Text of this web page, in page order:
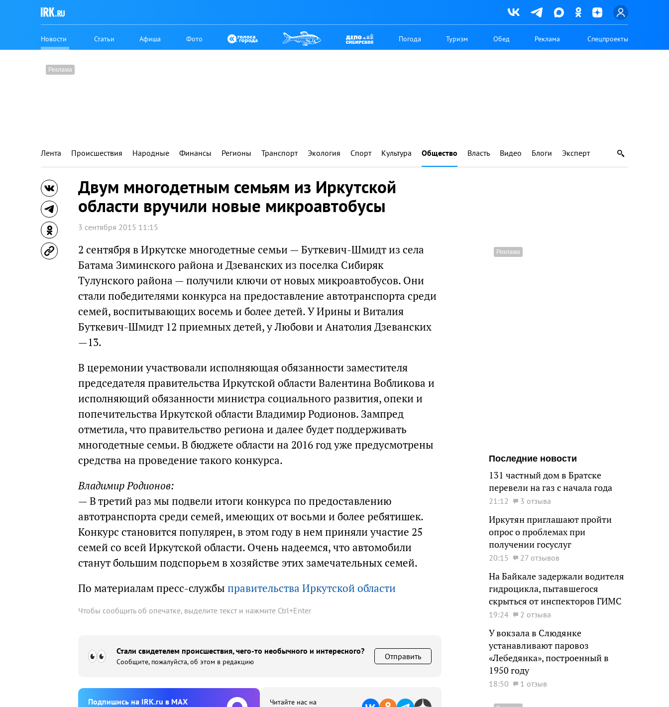
Новости Статьи Афиша Фото Погода Туризм Обед Реклама Спецпроекты
Лента Происшествия Народные Финансы Регионы Транспорт Экология Спорт Культура Общество Власть Видео Блоги Эксперт
Двум многодетным семьям из Иркутской
области вручили новые микроавтобусы
3 сентября 2015 11:15
2 сентября в Иркутске многодетные семьи — Буткевич-Шмидт из села
Батама Зиминского района и Дзеванских из поселка Сибиряк
Тулунского района — получили ключи от новых микроавтобусов. Они
стали победителями конкурса на предоставление автотранспорта среди
семей, воспитывающих восемь и более детей. У Ирины и Виталия
Буткевич-Шмидт 12 приемных детей, у Любови и Анатолия Дзеванских
—13.
В церемонии участвовали исполняющая обязанности заместителя
председателя правительства Иркутской области Валентина Вобликова и
исполняющий обязанности министра социального развития, опеки и
попечительства Иркутской области Владимир Родионов. Зампред
отметила, что правительство региона и далее будет поддерживать
многодетные семьи. В бюджете области на 2016 год уже предусмотрены
средства на проведение такого конкурса.
Владимир Родионов:
— В третий раз мы подвели итоги конкурса по предоставлению
автотранспорта среди семей, имеющих от восьми и более ребятишек.
Конкурс становится популярен, в этом году в нем приняли участие 25
семей со всей Иркутской области. Очень надеемся, что автомобили
станут большим подспорьем в хозяйстве этих замечательных семей.
По материалам пресс-службы правительства Иркутской области
Чтобы сообщить об опечатке, выделите текст и нажмите Ctrl+Enter
Стали свидетелем происшествия, чего-то необычного и интересного?
Сообщите, пожалуйста, об этом в редакцию
Отправить
Подпишиcь на IRK.ru в MAX
Читайте нас на
Последние новости
131 частный дом в Братске
перевели на газ с начала года
21:12 3 отзыва
Иркутян приглашают пройти
опрос о проблемах при
получении госуслуг
20:15 27 отзывов
На Байкале задержали водителя
гидроцикла, пытавшегося
скрыться от инспекторов ГИМС
19:24 2 отзыва
У вокзала в Слюдянке
устанавливают паровоз
«Лебедянка», построенный в
1950 году
18:50 1 отзыв